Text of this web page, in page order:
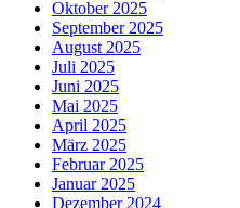
Oktober 2025
September 2025
August 2025
Juli 2025
Juni 2025
Mai 2025
April 2025
März 2025
Februar 2025
Januar 2025
Dezember 2024